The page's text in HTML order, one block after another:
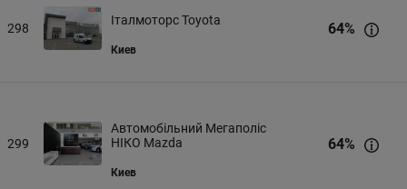
298
Італмоторс Toyota
Киев
64%
299
Автомобільний Мегаполіс
НІКО Mazda
Киев
64%